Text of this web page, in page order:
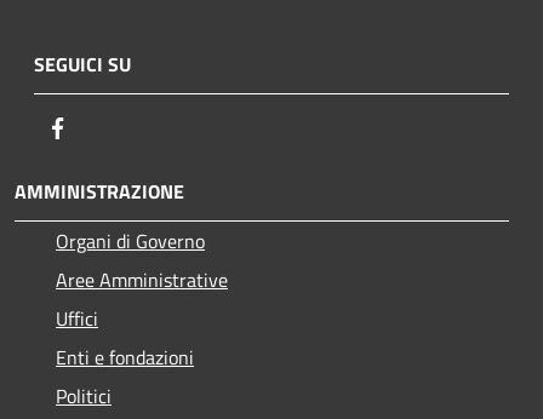
SEGUICI SU
AMMINISTRAZIONE
Organi di Governo
Aree Amministrative
Uffici
Enti e fondazioni
Politici